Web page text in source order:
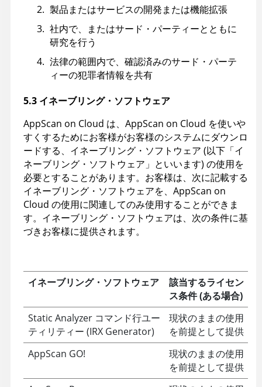
製品またはサービスの開発または機能拡張
社内で、またはサード・パーティーとともに
研究を行う
法律の範囲内で、確認済みのサード・パーテ
ィーの犯罪者情報を共有
5.3 イネーブリング・ソフトウェア
AppScan on Cloud は、AppScan on Cloud を使いや
すくするためにお客様がお客様のシステムにダウンロ
ードする、イネーブリング・ソフトウェア (以下「イ
ネーブリング・ソフトウェア」といいます) の使用を
必要とすることがあります。お客様は、次に記載する
イネーブリング・ソフトウェアを、AppScan on
Cloud の使用に関連してのみ使用することができま
す。イネーブリング・ソフトウェアは、次の条件に基
づきお客様に提供されます。
イネーブリング・ソフトウェア
該当するライセン
ス条件 (ある場合)
Static Analyzer コマンド行ユー
ティリティー (IRX Generator)
現状のままの使用
を前提として提供
AppScan GO!
現状のままの使用
を前提として提供